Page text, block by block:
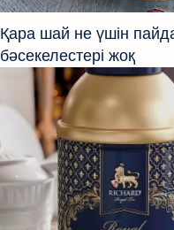
Қара шай не үшін
бәсекелестері жоқ